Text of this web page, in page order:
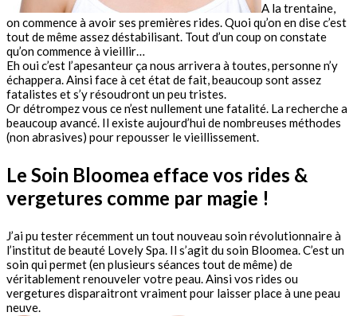
A la trentaine,
on commence à avoir ses premières rides. Quoi qu’on en dise c’est
tout de même assez déstabilisant. Tout d’un coup on constate
qu’on commence à vieillir…
Eh oui c’est l’apesanteur ça nous arrivera à toutes, personne n’y
échappera. Ainsi face à cet état de fait, beaucoup sont assez
fatalistes et s’y résoudront un peu tristes.
Or détrompez vous ce n’est nullement une fatalité. La recherche a
beaucoup avancé. Il existe aujourd’hui de nombreuses méthodes
(non abrasives) pour repousser le vieillissement.
Le Soin Bloomea efface vos rides &
vergetures comme par magie !
J’ai pu tester récemment un tout nouveau soin révolutionnaire à
l’institut de beauté Lovely Spa. Il s’agit du soin Bloomea. C’est un
soin qui permet (en plusieurs séances tout de même) de
véritablement renouveler votre peau. Ainsi vos rides ou
vergetures disparaitront vraiment pour laisser place à une peau
neuve.